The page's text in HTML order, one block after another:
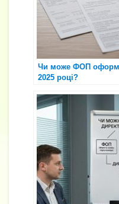
Чи може ФОП
2025 році?